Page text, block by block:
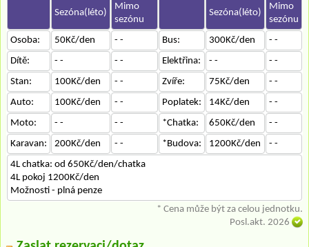
Sezóna(léto)
Mimo
sezónu
Sezóna(léto)
Mimo
sezónu
Osoba:
50Kč/den - - Bus: 300Kč/den
- -
Dítě:
- - - - Elektřina: - -
- -
Stan:
100Kč/den - - Zvíře: 75Kč/den
- -
Auto:
100Kč/den - - Poplatek: 14Kč/den
- -
Moto:
- - - - *Chatka: 650Kč/den
- -
Karavan:
200Kč/den - - *Budova: 1200Kč/den
- -
4L chatka: od 650Kč/den/chatka
4L pokoj 1200Kč/den
Možnosti - plná penze
* Cena může být za celou jednotku.
Posl.akt. 2026